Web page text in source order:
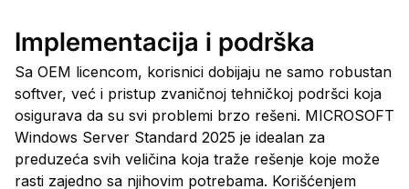
Implementacija i podrška
Sa OEM licencom, korisnici dobijaju ne samo robustan
softver, već i pristup zvaničnoj tehničkoj podršci koja
osigurava da su svi problemi brzo rešeni. MICROSOFT
Windows Server Standard 2025 je idealan za
preduzeća svih veličina koja traže rešenje koje može
rasti zajedno sa njihovim potrebama. Korišćenjem